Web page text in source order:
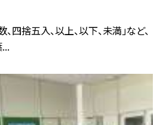
、四捨五入、以上、以下、未満」など、